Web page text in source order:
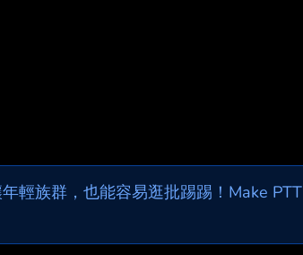
輕族群，也能容易逛批踢踢！Make PTT